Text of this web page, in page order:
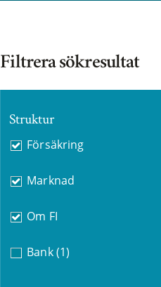
Filtrera sökresultat
Struktur
Försäkring
Marknad
Om FI
Bank (1)